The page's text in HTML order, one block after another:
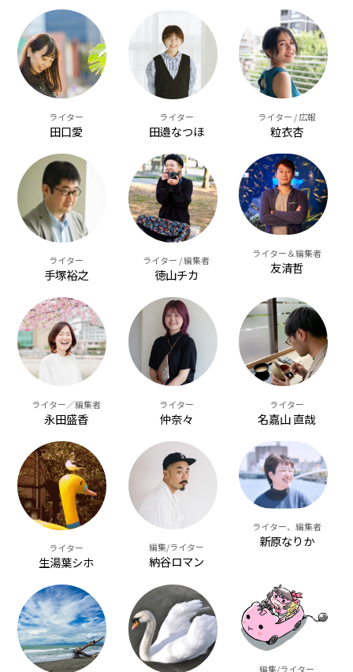
ライター
田口愛
ライター
田邉なつほ
ライター / 広報
粒衣杏
ライター
手塚裕之
ライター / 編集者
徳山チカ
ライター＆編集者
友清哲
ライター／編集者
永田盛香
ライター
仲奈々
ライター
名嘉山 直哉
ライター
生湯葉シホ
編集/ライター
納谷ロマン
ライター、編集者
新原なりか
編集/ライター